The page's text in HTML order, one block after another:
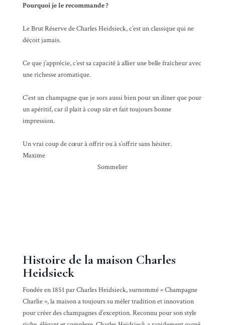
Pourquoi je le recommande ?
Le Brut Réserve de Charles Heidsieck, c’est un classique qui ne
déçoit jamais.
Ce que j’apprécie, c’est sa capacité à allier une belle fraîcheur avec
une richesse aromatique.
C’est un champagne que je sors aussi bien pour un dîner que pour
un apéritif, car il plait à coup sûr et fait toujours bonne
impression.
Un vrai coup de cœur à offrir ou à s’offrir sans hésiter.
Maxime
Sommelier
Histoire de la maison Charles
Heidsieck
Fondée en 1851 par Charles Heidsieck, surnommé « Champagne
Charlie », la maison a toujours su mêler tradition et innovation
pour créer des champagnes d’exception. Reconnu pour son style